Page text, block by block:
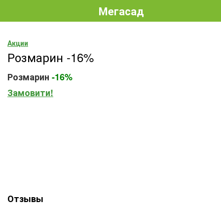
Мегасад
Акции
Розмарин -16%
Розмарин -16%
Замовити!
Отзывы